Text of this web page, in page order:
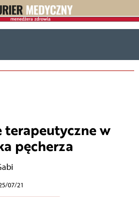
terapeutyczne w
pęcherza
07/21